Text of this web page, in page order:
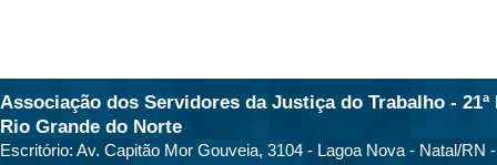
Associação dos Servidores da Justiça do Trabalho - 21ª
Rio Grande do Norte
Escritório: Av. Capitão Mor Gouveia, 3104 - Lagoa Nova - Natal/RN